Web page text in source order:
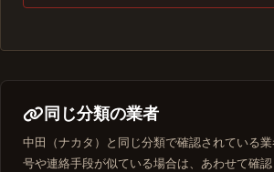
同じ分類の業者
中田（ナカタ）と同じ分類で確認されている
号や連絡手段が似ている場合は、あわせて確認